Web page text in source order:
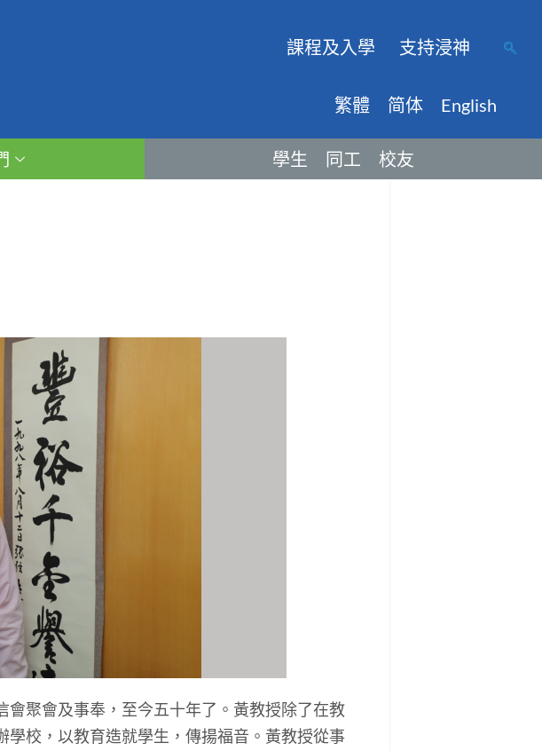
課程及入學 支持浸神
繁體 简体 English
學生 同工 校友
聚會及事奉，至今五十年了。黃教授除了在教
校，以教育造就學生，傳揚福音。黃教授從事